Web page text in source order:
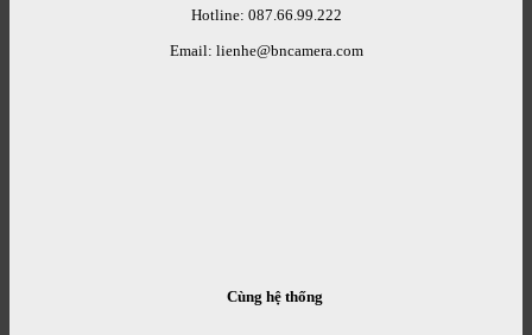
Hotline: 087.66.99.222
Email: lienhe@bncamera.com
Cùng hệ thống